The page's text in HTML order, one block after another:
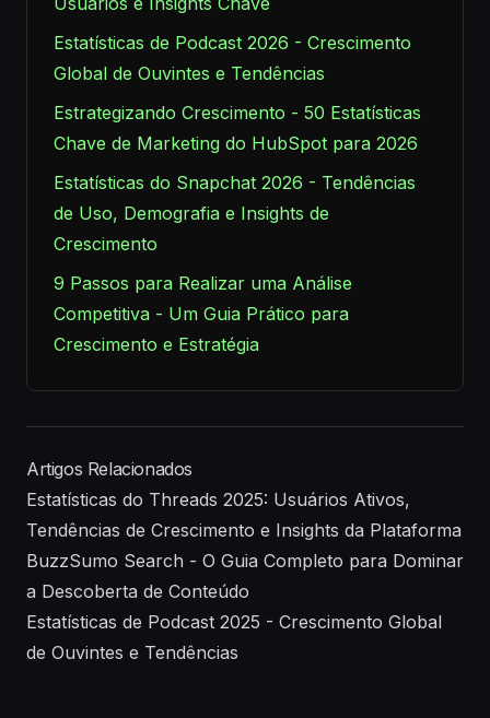
Estatísticas de Podcast 2026 - Crescimento
Global de Ouvintes e Tendências
Estrategizando Crescimento - 50 Estatísticas
Chave de Marketing do HubSpot para 2026
Estatísticas do Snapchat 2026 - Tendências
de Uso, Demografia e Insights de
Crescimento
9 Passos para Realizar uma Análise
Competitiva - Um Guia Prático para
Crescimento e Estratégia
Artigos Relacionados
Estatísticas do Threads 2025: Usuários Ativos,
Tendências de Crescimento e Insights da Plataforma
BuzzSumo Search - O Guia Completo para Dominar
a Descoberta de Conteúdo
Estatísticas de Podcast 2025 - Crescimento Global
de Ouvintes e Tendências